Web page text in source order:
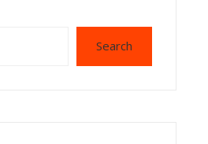
Search